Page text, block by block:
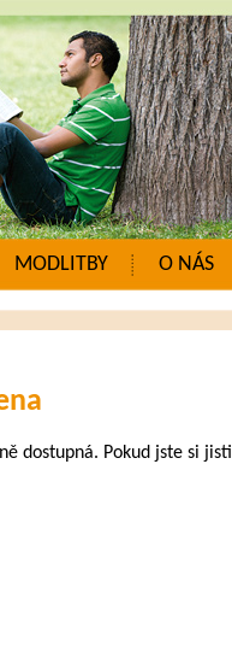
MODLITBY O NÁS
dostupná. Pokud jste si jisti